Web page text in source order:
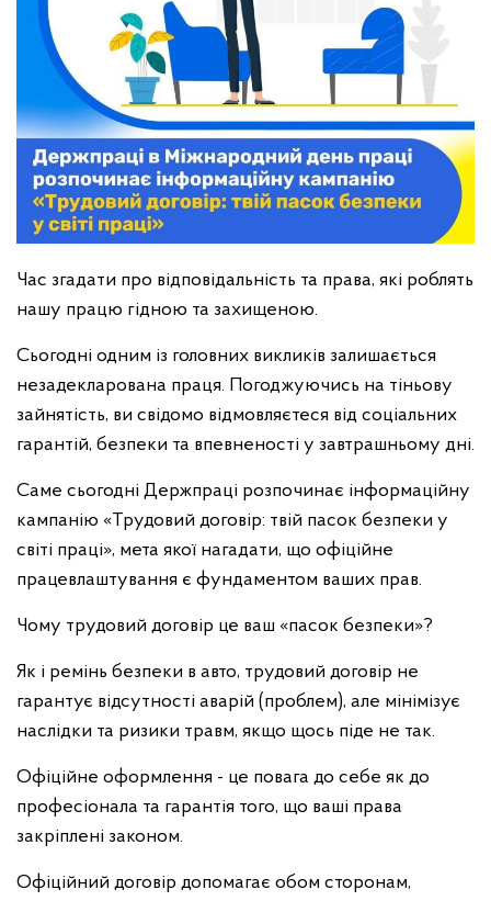
Час згадати про відповідальність та права, які роблять
нашу працю гідною та захищеною.
Сьогодні одним із головних викликів залишається
незадекларована праця. Погоджуючись на тіньову
зайнятість, ви свідомо відмовляєтеся від соціальних
гарантій, безпеки та впевненості у завтрашньому дні.
Саме сьогодні Держпраці розпочинає інформаційну
кампанію «Трудовий договір: твій пасок безпеки у
світі праці», мета якої нагадати, що офіційне
працевлаштування є фундаментом ваших прав.
Чому трудовий договір це ваш «пасок безпеки»?
Як і ремінь безпеки в авто, трудовий договір не
гарантує відсутності аварій (проблем), але мінімізує
наслідки та ризики травм, якщо щось піде не так.
Офіційне оформлення - це повага до себе як до
професіонала та гарантія того, що ваші права
закріплені законом.
Офіційний договір допомагає обом сторонам,